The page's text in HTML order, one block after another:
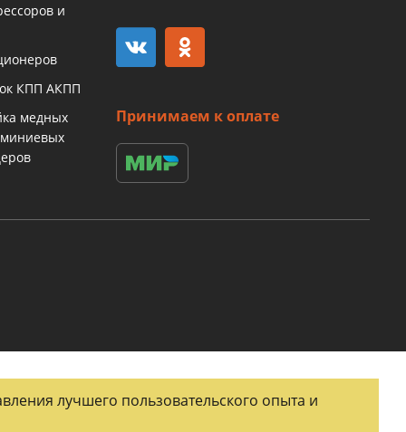
и
КПП АКПП
медных
Принимаем к оплате
лучшего пользовательского опыта и